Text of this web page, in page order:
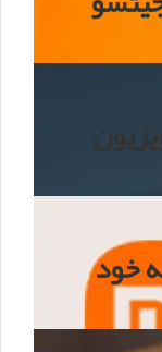
خود